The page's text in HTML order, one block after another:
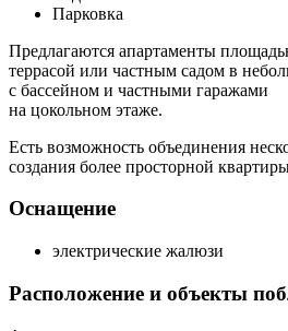
Парковка
Предлагаются апартаменты
террасой или частным садом в
с бассейном и частными гаражами
на цокольном этаже.
Есть возможность объединения
создания более просторной
Оснащение
электрические жалюзи
Расположение и объекты